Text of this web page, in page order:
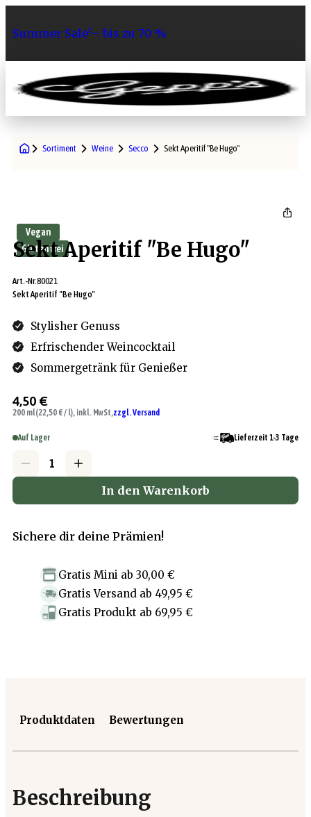
Summer Sale¹– bis zu 70 %
0
Sortiment Weine Secco Sekt Aperitif "Be Hugo"
Vegan
Glutenfrei
Sekt Aperitif "Be Hugo"
Art.-Nr.80021
Sekt Aperitif "Be Hugo"
Stylisher Genuss
Erfrischender Weincocktail
Sommergetränk für Genießer
4,50 €
200 ml(22,50 € / l), inkl. MwSt,zzgl. Versand
Auf Lager Lieferzeit 1-3 Tage
In den Warenkorb
Sichere dir deine Prämien!
Gratis Mini ab 30,00 €
Gratis Versand ab 49,95 €
Gratis Produkt ab 69,95 €
Produktdaten Bewertungen
Beschreibung